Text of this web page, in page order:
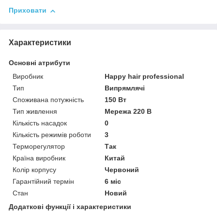
Приховати
Характеристики
Основні атрибути
Виробник
Happy hair professional
Тип
Випрямлячі
Споживана потужність
150 Вт
Тип живлення
Мережа 220 В
Кількість насадок
0
Кількість режимів роботи
3
Терморегулятор
Так
Країна виробник
Китай
Колір корпусу
Червоний
Гарантійний термін
6 міс
Стан
Новий
Додаткові функції і характеристики